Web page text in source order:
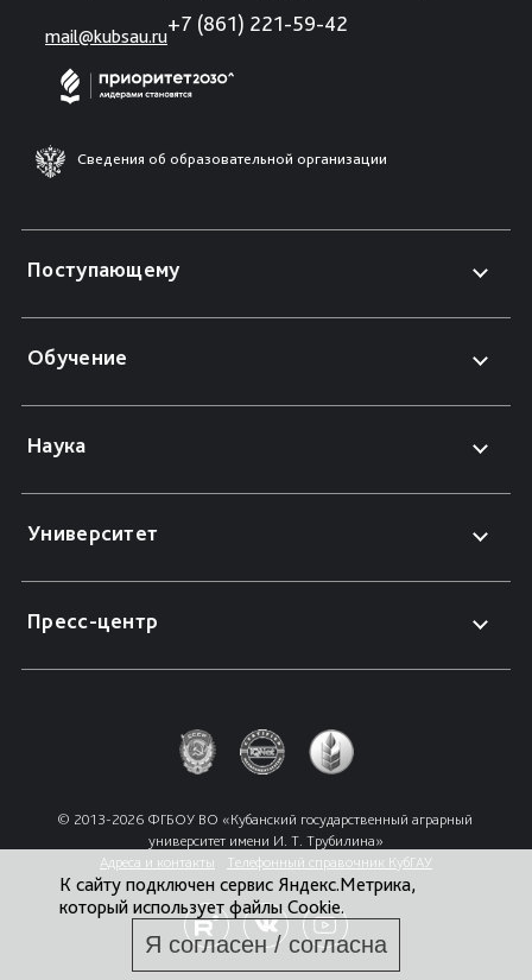
mail@kubsau.ru
+7 (861) 221-59-42
Сведения об образовательной организации
Поступающему
Обучение
Наука
Университет
Пресс-центр
© 2013-2026 ФГБОУ ВО «Кубанский государственный аграрный
университет имени И. Т. Трубилина»
Адреса и контакты
Телефонный справочник КубГАУ
К сайту подключен сервис Яндекс.Метрика,
который использует файлы Cookie.
Я согласен / согласна